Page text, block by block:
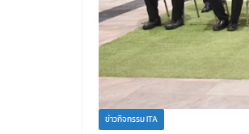
ข่าวกิจกรรม ITA